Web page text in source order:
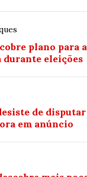
plano para
durante eleições
de
em anúncio